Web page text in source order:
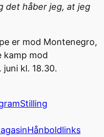
det håber jeg, at jeg
er mod Montenegro,
kamp mod
kl. 18.30.
Stilling
Hånboldlinks